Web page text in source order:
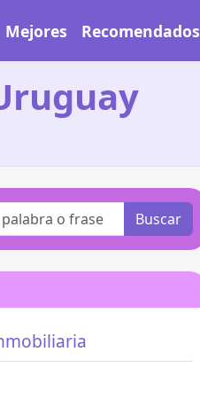
Mejores Recomendados
Buscar